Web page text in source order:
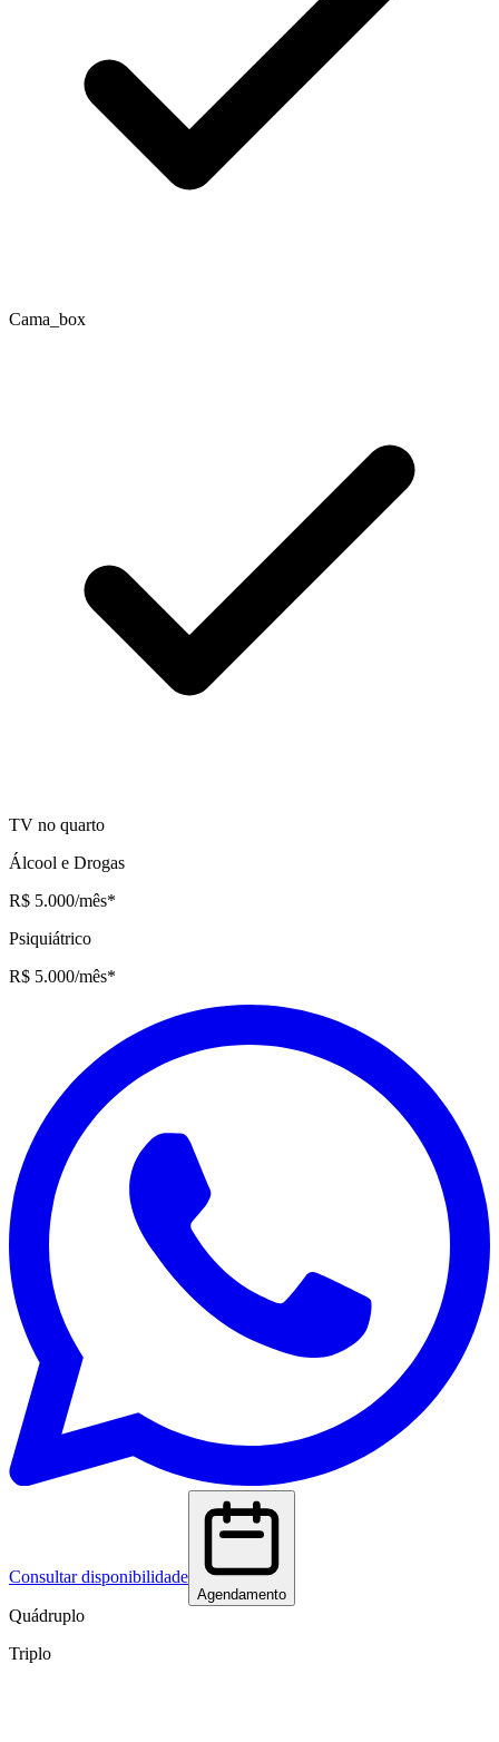
Cama_box
TV no quarto
Álcool e Drogas
R$ 5.000/mês*
Psiquiátrico
R$ 5.000/mês*
Consultar disponibilidade
Agendamento
Quádruplo
Triplo